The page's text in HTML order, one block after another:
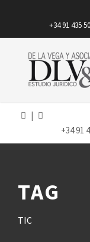
+34 91 435
+34 91
TAG
TIC